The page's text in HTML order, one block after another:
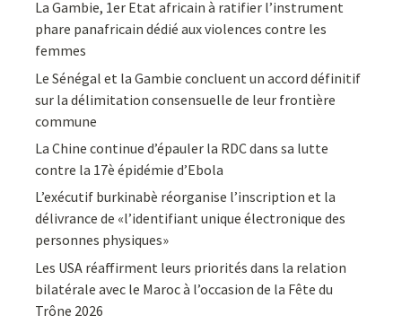
La Gambie, 1er Etat africain à ratifier l’instrument
phare panafricain dédié aux violences contre les
femmes
Le Sénégal et la Gambie concluent un accord définitif
sur la délimitation consensuelle de leur frontière
commune
La Chine continue d’épauler la RDC dans sa lutte
contre la 17è épidémie d’Ebola
L’exécutif burkinabè réorganise l’inscription et la
délivrance de «l’identifiant unique électronique des
personnes physiques»
Les USA réaffirment leurs priorités dans la relation
bilatérale avec le Maroc à l’occasion de la Fête du
Trône 2026